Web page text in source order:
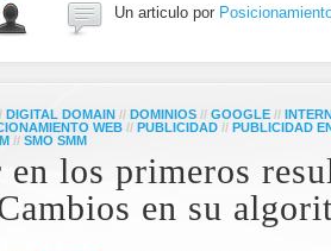
Un articulo por
DIGITAL DOMAIN // DOMINIOS // GOOGLE //
WEB // PUBLICIDAD // PUBLICIDAD
// SMO SMM
en los primeros
en su